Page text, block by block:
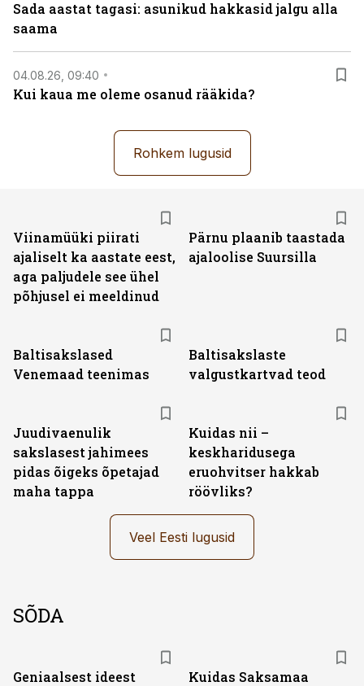
Sada aastat tagasi: asunikud hakkasid jalgu alla
saama
04.08.26, 09:40
Kui kaua me oleme osanud rääkida?
Rohkem lugusid
Viinamüüki piirati
ajaliselt ka aastate eest,
aga paljudele see ühel
põhjusel ei meeldinud
Pärnu plaanib taastada
ajaloolise Suursilla
Baltisakslased
Venemaad teenimas
Baltisakslaste
valgustkartvad teod
Juudivaenulik
sakslasest jahimees
pidas õigeks õpetajad
maha tappa
Kuidas nii –
keskharidusega
eruohvitser hakkab
röövliks?
Veel Eesti lugusid
SÕDA
Geniaalsest ideest
Kuidas Saksamaa